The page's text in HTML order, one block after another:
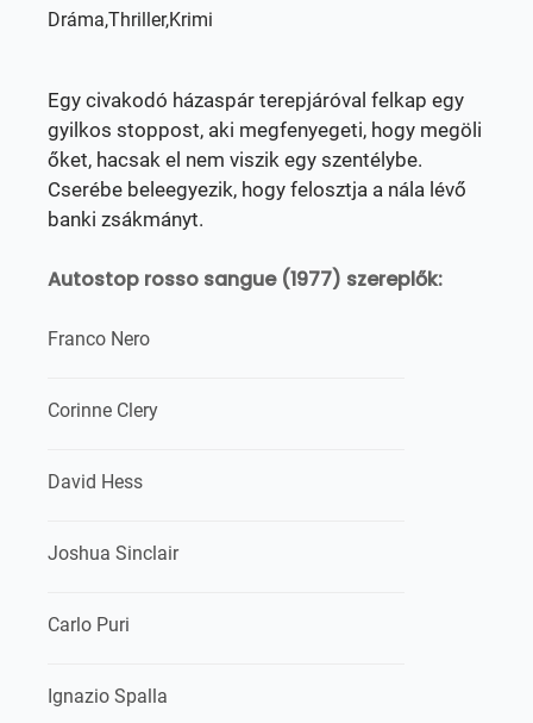
Dráma,Thriller,Krimi
Egy civakodó házaspár terepjáróval felkap egy
gyilkos stoppost, aki megfenyegeti, hogy megöli
őket, hacsak el nem viszik egy szentélybe.
Cserébe beleegyezik, hogy felosztja a nála lévő
banki zsákmányt.
Autostop rosso sangue (1977) szereplők:
Franco Nero
Corinne Clery
David Hess
Joshua Sinclair
Carlo Puri
Ignazio Spalla